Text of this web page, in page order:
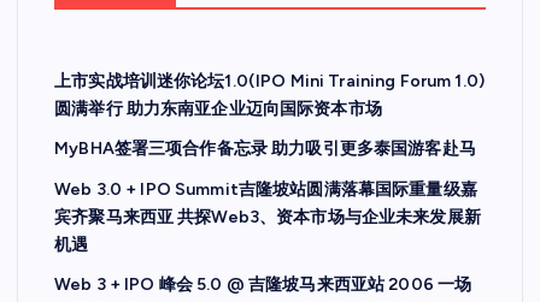
上市实战培训迷你论坛1.0(IPO Mini Training Forum 1.0)
圆满举行 助力东南亚企业迈向国际资本市场
MyBHA签署三项合作备忘录 助力吸引更多泰国游客赴马
Web 3.0 + IPO Summit吉隆坡站圆满落幕国际重量级嘉
宾齐聚马来西亚 共探Web3、资本市场与企业未来发展新
机遇
Web 3 + IPO 峰会 5.0 @ 吉隆坡马来西亚站 2006 一场